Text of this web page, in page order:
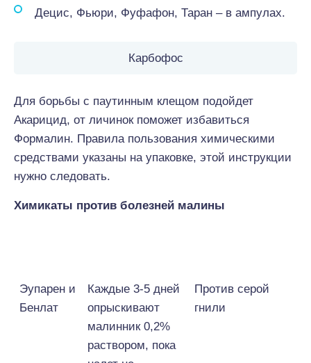
Децис, Фьюри, Фуфафон, Таран – в ампулах.
Карбофос
Для борьбы с паутинным клещом подойдет
Акарицид, от личинок поможет избавиться
Формалин. Правила пользования химическими
средствами указаны на упаковке, этой инструкции
нужно следовать.
Химикаты против болезней малины
Эупарен и
Бенлат
Каждые 3-5 дней
опрыскивают
малинник 0,2%
раствором, пока
Против серой
гнили